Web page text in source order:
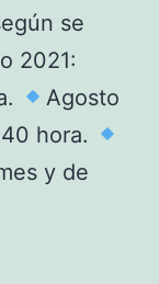
se
2021:
Agosto
hora.
y de